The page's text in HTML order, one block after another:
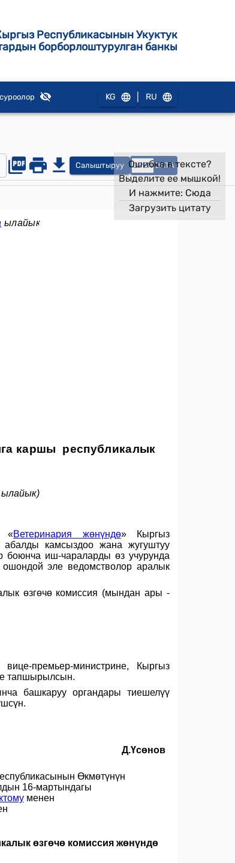
Республикасынын Укуктук
борборлоштурулган банкы
KG RU
Салыштыруу OPEN DATA
Ошибка в тексте?
Выделите ее мышкой!
И нажмите: Сюда
Загрузить цитату